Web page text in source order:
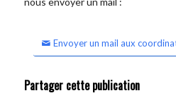
Envoyer un mail aux
Partager cette publication